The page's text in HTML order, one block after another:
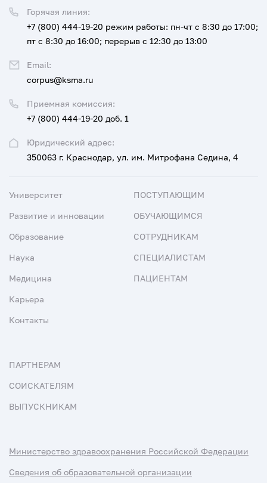
Юридический адрес:
350063 г. Краснодар, ул. им. Митрофана Седина, 4
Приемная комиссия:
+7 (800) 444-19-20 доб. 1
Горячая линия:
+7 (800) 444-19-20 режим работы: пн-чт с 8:30 до 17:00;
пт с 8:30 до 16:00; перерыв с 12:30 до 13:00
Email:
corpus@ksma.ru
Университет
Развитие и инновации
Образование
Наука
Медицина
Карьера
Контакты
ПОСТУПАЮЩИМ
ОБУЧАЮЩИМСЯ
СОТРУДНИКАМ
СПЕЦИАЛИСТАМ
ПАЦИЕНТАМ
ПАРТНЕРАМ
СОИСКАТЕЛЯМ
ВЫПУСКНИКАМ
Министерство здравоохранения Российской Федерации
Сведения об образовательной организации